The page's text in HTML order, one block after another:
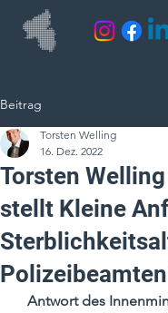
Beitrag
Torsten Welling
stellt Kleine
Torsten Welling
16. Dez. 2022
Antwort des